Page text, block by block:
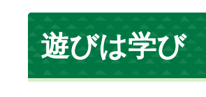
位
置遊びは学び